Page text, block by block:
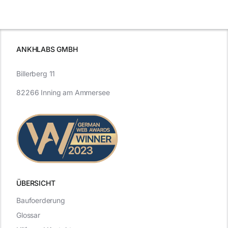
ANKHLABS GMBH
ÜBERSICHT
Billerberg 11
82266 Inning am Ammersee
Baufoerderung
Glossar